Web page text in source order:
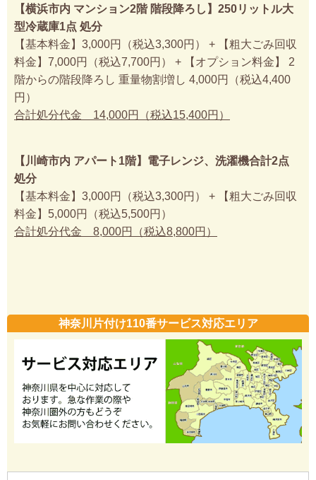
【横浜市内 マンション2階 階段降ろし】250リットル大
型冷蔵庫1点 処分
【基本料金】3,000円（税込3,300円） + 【粗大ごみ回収
料金】7,000円（税込7,700円） + 【オプション料金】 2
階からの階段降ろし 重量物割増し 4,000円（税込4,400
円）
合計処分代金 14,000円（税込15,400円）
【川崎市内 アパート1階】電子レンジ、洗濯機合計2点
処分
【基本料金】3,000円（税込3,300円） + 【粗大ごみ回収
料金】5,000円（税込5,500円）
合計処分代金 8,000円（税込8,800円）
神奈川片付け110番サービス対応エリア